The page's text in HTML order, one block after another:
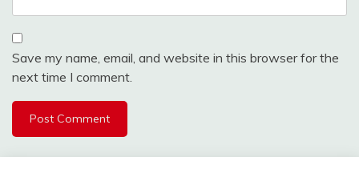
Save my name, email, and website in this browser for the
next time I comment.